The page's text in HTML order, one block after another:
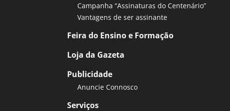
Campanha “Assinaturas do Centenário”
Vantagens de ser assinante
Feira do Ensino e Formação
Loja da Gazeta
Publicidade
Anuncie Connosco
Serviços